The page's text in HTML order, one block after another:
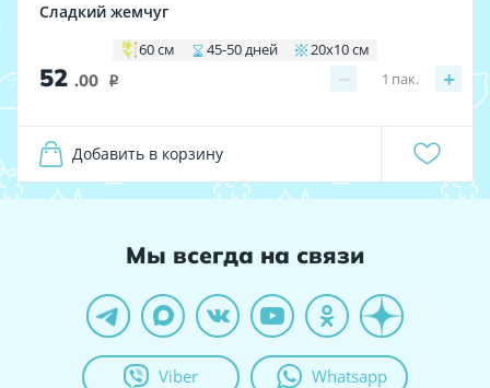
Сладкий жемчуг
60 см 45-50 дней 20х10 см
52 .00 i − +
1 пак.
Добавить в корзину
Мы всегда на связи
Viber Whatsapp